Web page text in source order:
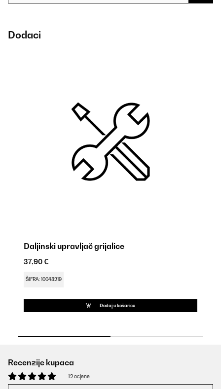
Dodaci
Daljinski upravljač grijalice
37,90 €
ŠIFRA: 10048219
Dodaj u košaricu
Recenzije kupaca
12 ocjene